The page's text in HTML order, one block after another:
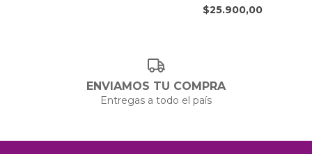
$25.900,00
ENVIAMOS TU COMPRA
Entregas a todo el país